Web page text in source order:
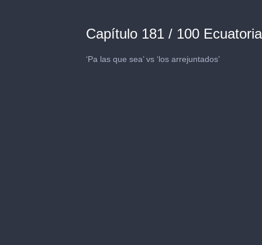
Capítulo 181 / 100
‘Pa las que sea’ vs ‘los arrejuntados’